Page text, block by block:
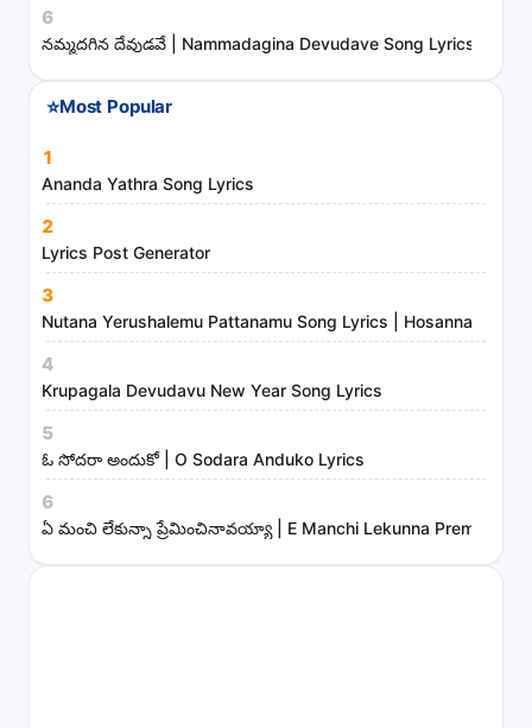
e
s
6
నమ్మదగిన దేవుడవే | Nammadagina Devudave Song Lyrics
⭐Most Popular
1
Ananda Yathra Song Lyrics
2
Lyrics Post Generator
3
Nutana Yerushalemu Pattanamu Song Lyrics | Hosanna
4
Krupagala Devudavu New Year Song Lyrics
5
ఓ సోదరా అందుకో | O Sodara Anduko Lyrics
6
ఏ మంచి లేకున్నా ప్రేమించినావయ్యా | E Manchi Lekunna